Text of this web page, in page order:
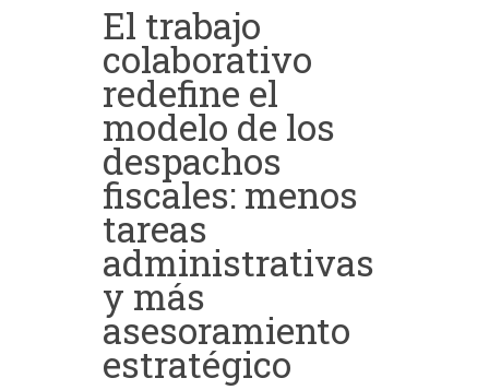
El trabajo
colaborativo
redefine el
modelo de los
despachos
fiscales: menos
tareas
administrativas
y más
asesoramiento
estratégico